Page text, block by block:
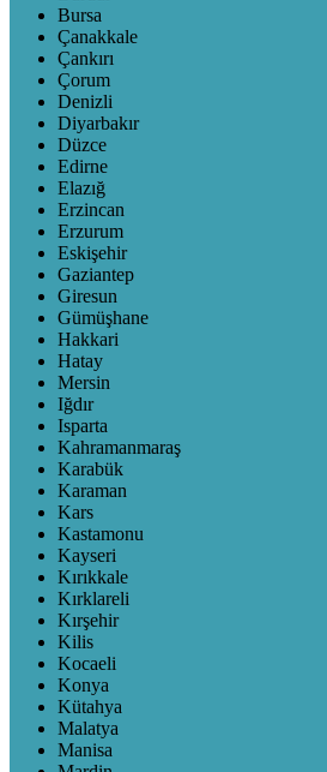
Bursa
Çanakkale
Çankırı
Çorum
Denizli
Diyarbakır
Düzce
Edirne
Elazığ
Erzincan
Erzurum
Eskişehir
Gaziantep
Giresun
Gümüşhane
Hakkari
Hatay
Mersin
Iğdır
Isparta
Kahramanmaraş
Karabük
Karaman
Kars
Kastamonu
Kayseri
Kırıkkale
Kırklareli
Kırşehir
Kilis
Kocaeli
Konya
Kütahya
Malatya
Manisa